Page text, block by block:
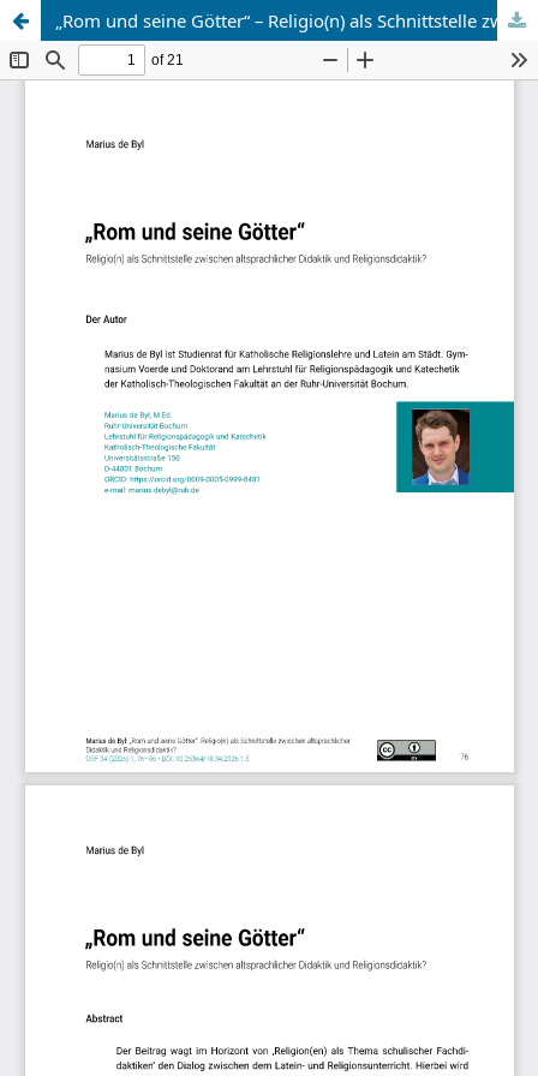
„Rom und seine Götter“ – Religio(n) als Schnittstelle zwischen altsprachlicher Didaktik und Religionsdidaktik?